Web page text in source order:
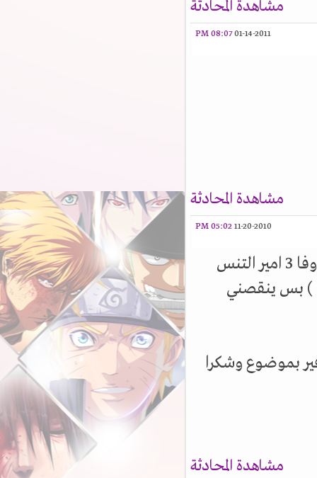
مشاهدة المحادثة
01-14-2011
08:07 PM
مشاهدة المحادثة
11-20-2010
05:02 PM
هاي مستر مهستر امم اذا كانت عندك ملفات ترجمه اوفا 3 امير التنس
انك ما تبخل علي بها لاني ابغاها (ابترجم الاوفا 3 ) بس ينقصني
مشاهدة المحادثة